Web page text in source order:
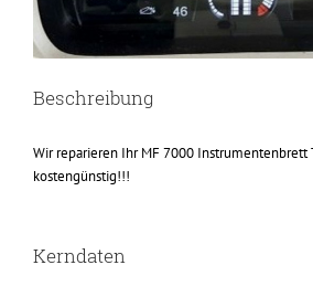
Beschreibung
Wir reparieren Ihr MF 7000 Instrumentenbrett
kostengünstig!!!
Kerndaten